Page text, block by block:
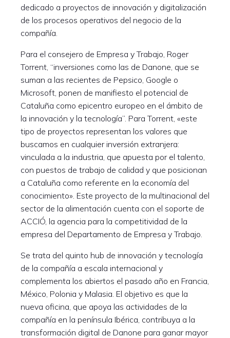
dedicado a proyectos de innovación y digitalización
de los procesos operativos del negocio de la
compañía.
Para el consejero de Empresa y Trabajo, Roger
Torrent, “inversiones como las de Danone, que se
suman a las recientes de Pepsico, Google o
Microsoft, ponen de manifiesto el potencial de
Cataluña como epicentro europeo en el ámbito de
la innovación y la tecnología”. Para Torrent, «este
tipo de proyectos representan los valores que
buscamos en cualquier inversión extranjera:
vinculada a la industria, que apuesta por el talento,
con puestos de trabajo de calidad y que posicionan
a Cataluña como referente en la economía del
conocimiento». Este proyecto de la multinacional del
sector de la alimentación cuenta con el soporte de
ACCIÓ, la agencia para la competitividad de la
empresa del Departamento de Empresa y Trabajo.
Se trata del quinto hub de innovación y tecnología
de la compañía a escala internacional y
complementa los abiertos el pasado año en Francia,
México, Polonia y Malasia. El objetivo es que la
nueva oficina, que apoya las actividades de la
compañía en la península Ibérica, contribuya a la
transformación digital de Danone para ganar mayor